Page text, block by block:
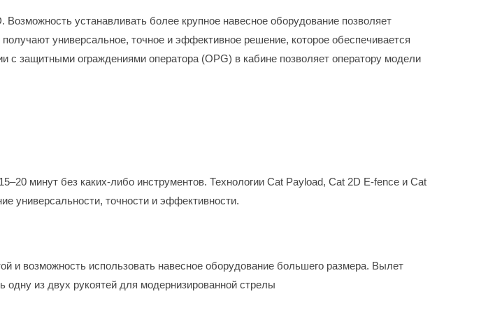
Возможность устанавливать более крупное навесное оборудование позволяет
универсальное, точное и эффективное решение, которое обеспечивается
с защитными ограждениями оператора (OPG) в кабине позволяет оператору модели
минут без каких-либо инструментов. Технологии Cat Payload, Cat 2D E-fence и Cat
универсальности, точности и эффективности.
и возможность использовать навесное оборудование большего размера. Вылет
из двух рукоятей для модернизированной стрелы